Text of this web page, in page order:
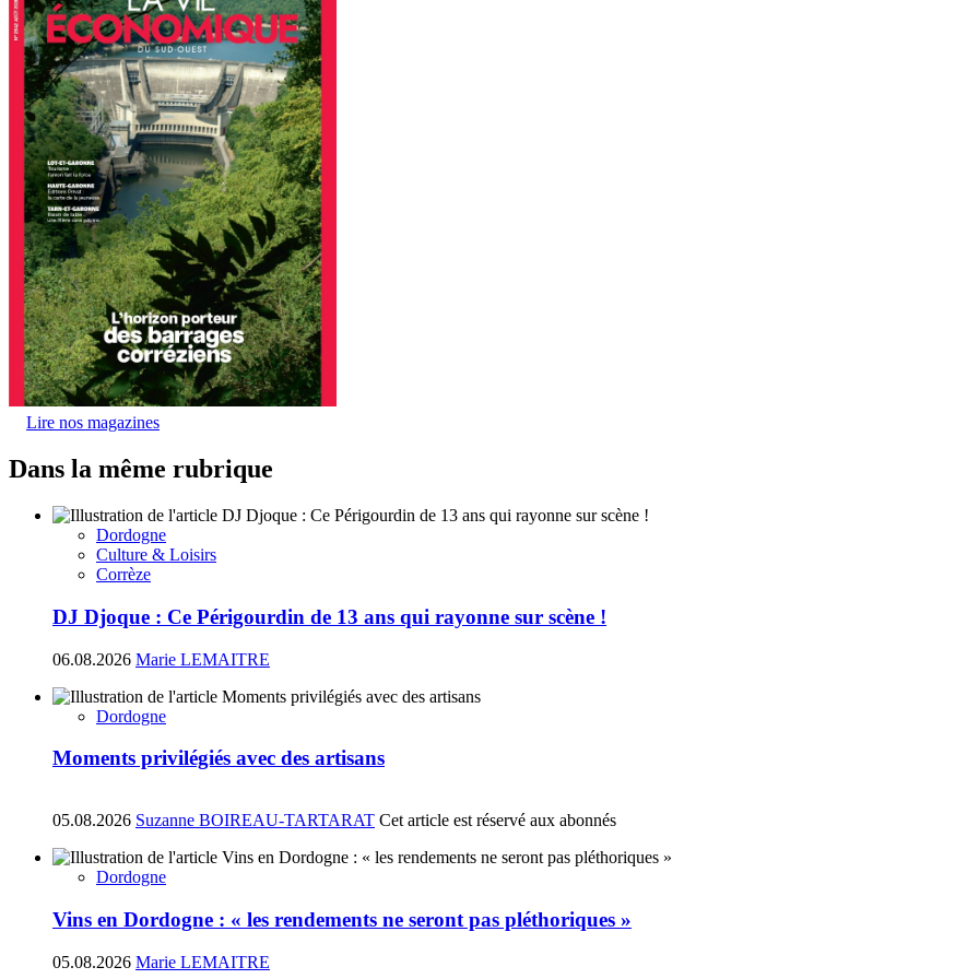
Lire nos magazines
Dans la même rubrique
Dordogne
Culture & Loisirs
Corrèze
DJ Djoque : Ce Périgourdin de 13 ans qui rayonne sur scène !
06.08.2026 Marie LEMAITRE
Dordogne
Moments privilégiés avec des artisans
05.08.2026 Suzanne BOIREAU-TARTARAT Cet article est réservé aux abonnés
Dordogne
Vins en Dordogne : « les rendements ne seront pas pléthoriques »
05.08.2026 Marie LEMAITRE